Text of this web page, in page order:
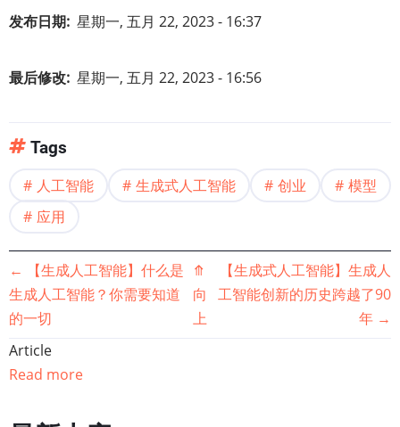
发布日期 星期一, 五月 22, 2023 - 16:37
最后修改 星期一, 五月 22, 2023 - 16:56
Tags
人工智能 生成式人工智能 创业
模型
应用
书
籍
遍
←
【生成人工智能】什么是
生成人工智能？你需要知道
的一切
⤊
向
上
【生成式人工智能】生成人
工智能创新的历史跨越了90
年 →
Article
Read more